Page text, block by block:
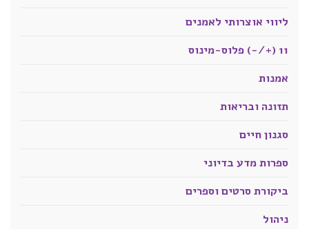
ליווי אוצרותי לאמנים
11 (+/-) פלוס-מינוס
אמנות
תזונה ובריאות
סגנון חיים
ספרות מדע בדיוני
ביקורת סרטים וספרים
ניהול